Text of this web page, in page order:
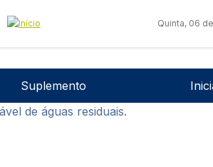
Quinta, 06
Suplemento
de águas residuais.